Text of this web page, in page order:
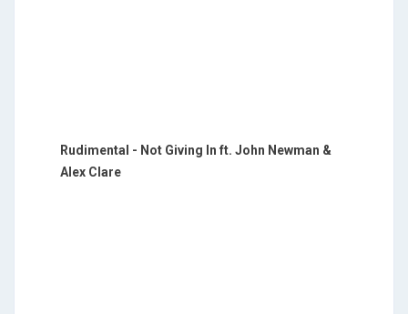
Rudimental - Not Giving In ft. John Newman &
Alex Clare